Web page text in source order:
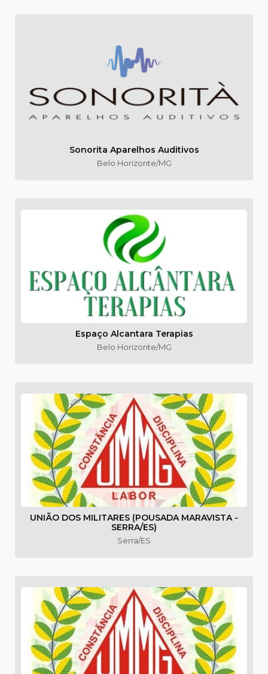
Sonorita Aparelhos Auditivos
Belo Horizonte/MG
Espaço Alcantara Terapias
Belo Horizonte/MG
UNIÃO DOS MILITARES (POUSADA MARAVISTA -
SERRA/ES)
Serra/ES